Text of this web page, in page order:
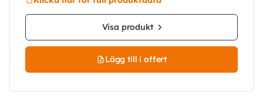
Visa produkt
Lägg till i offert